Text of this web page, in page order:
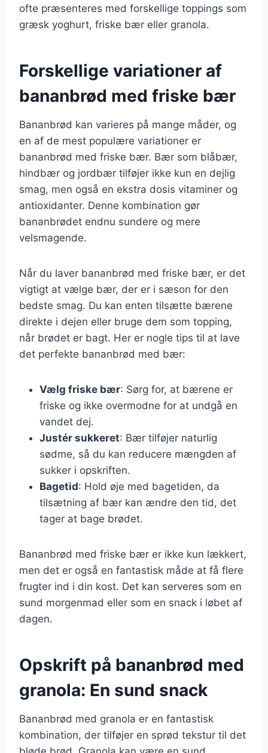
ofte præsenteres med forskellige toppings som
græsk yoghurt, friske bær eller granola.
Forskellige variationer af
bananbrød med friske bær
Bananbrød kan varieres på mange måder, og
en af de mest populære variationer er
bananbrød med friske bær. Bær som blåbær,
hindbær og jordbær tilføjer ikke kun en dejlig
smag, men også en ekstra dosis vitaminer og
antioxidanter. Denne kombination gør
bananbrødet endnu sundere og mere
velsmagende.
Når du laver bananbrød med friske bær, er det
vigtigt at vælge bær, der er i sæson for den
bedste smag. Du kan enten tilsætte bærene
direkte i dejen eller bruge dem som topping,
når brødet er bagt. Her er nogle tips til at lave
det perfekte bananbrød med bær:
Vælg friske bær: Sørg for, at bærene er
friske og ikke overmodne for at undgå en
vandet dej.
Justér sukkeret: Bær tilføjer naturlig
sødme, så du kan reducere mængden af
sukker i opskriften.
Bagetid: Hold øje med bagetiden, da
tilsætning af bær kan ændre den tid, det
tager at bage brødet.
Bananbrød med friske bær er ikke kun lækkert,
men det er også en fantastisk måde at få flere
frugter ind i din kost. Det kan serveres som en
sund morgenmad eller som en snack i løbet af
dagen.
Opskrift på bananbrød med
granola: En sund snack
Bananbrød med granola er en fantastisk
kombination, der tilføjer en sprød tekstur til det